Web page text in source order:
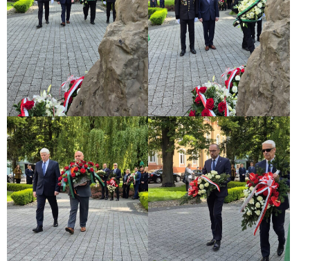
PRACODAWCÓW
RP
Proces
legislacyjny
KONSULTACJE
SPOŁECZNE
archiwum
KONSULTACJE
SPOŁECZNE
Monitoring
legislacji
Monitoring